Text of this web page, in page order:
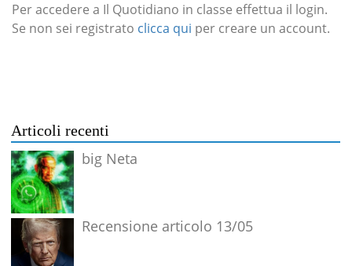
Per accedere a Il Quotidiano in classe effettua il login.
Se non sei registrato clicca qui per creare un account.
Articoli recenti
big Neta
Recensione articolo 13/05